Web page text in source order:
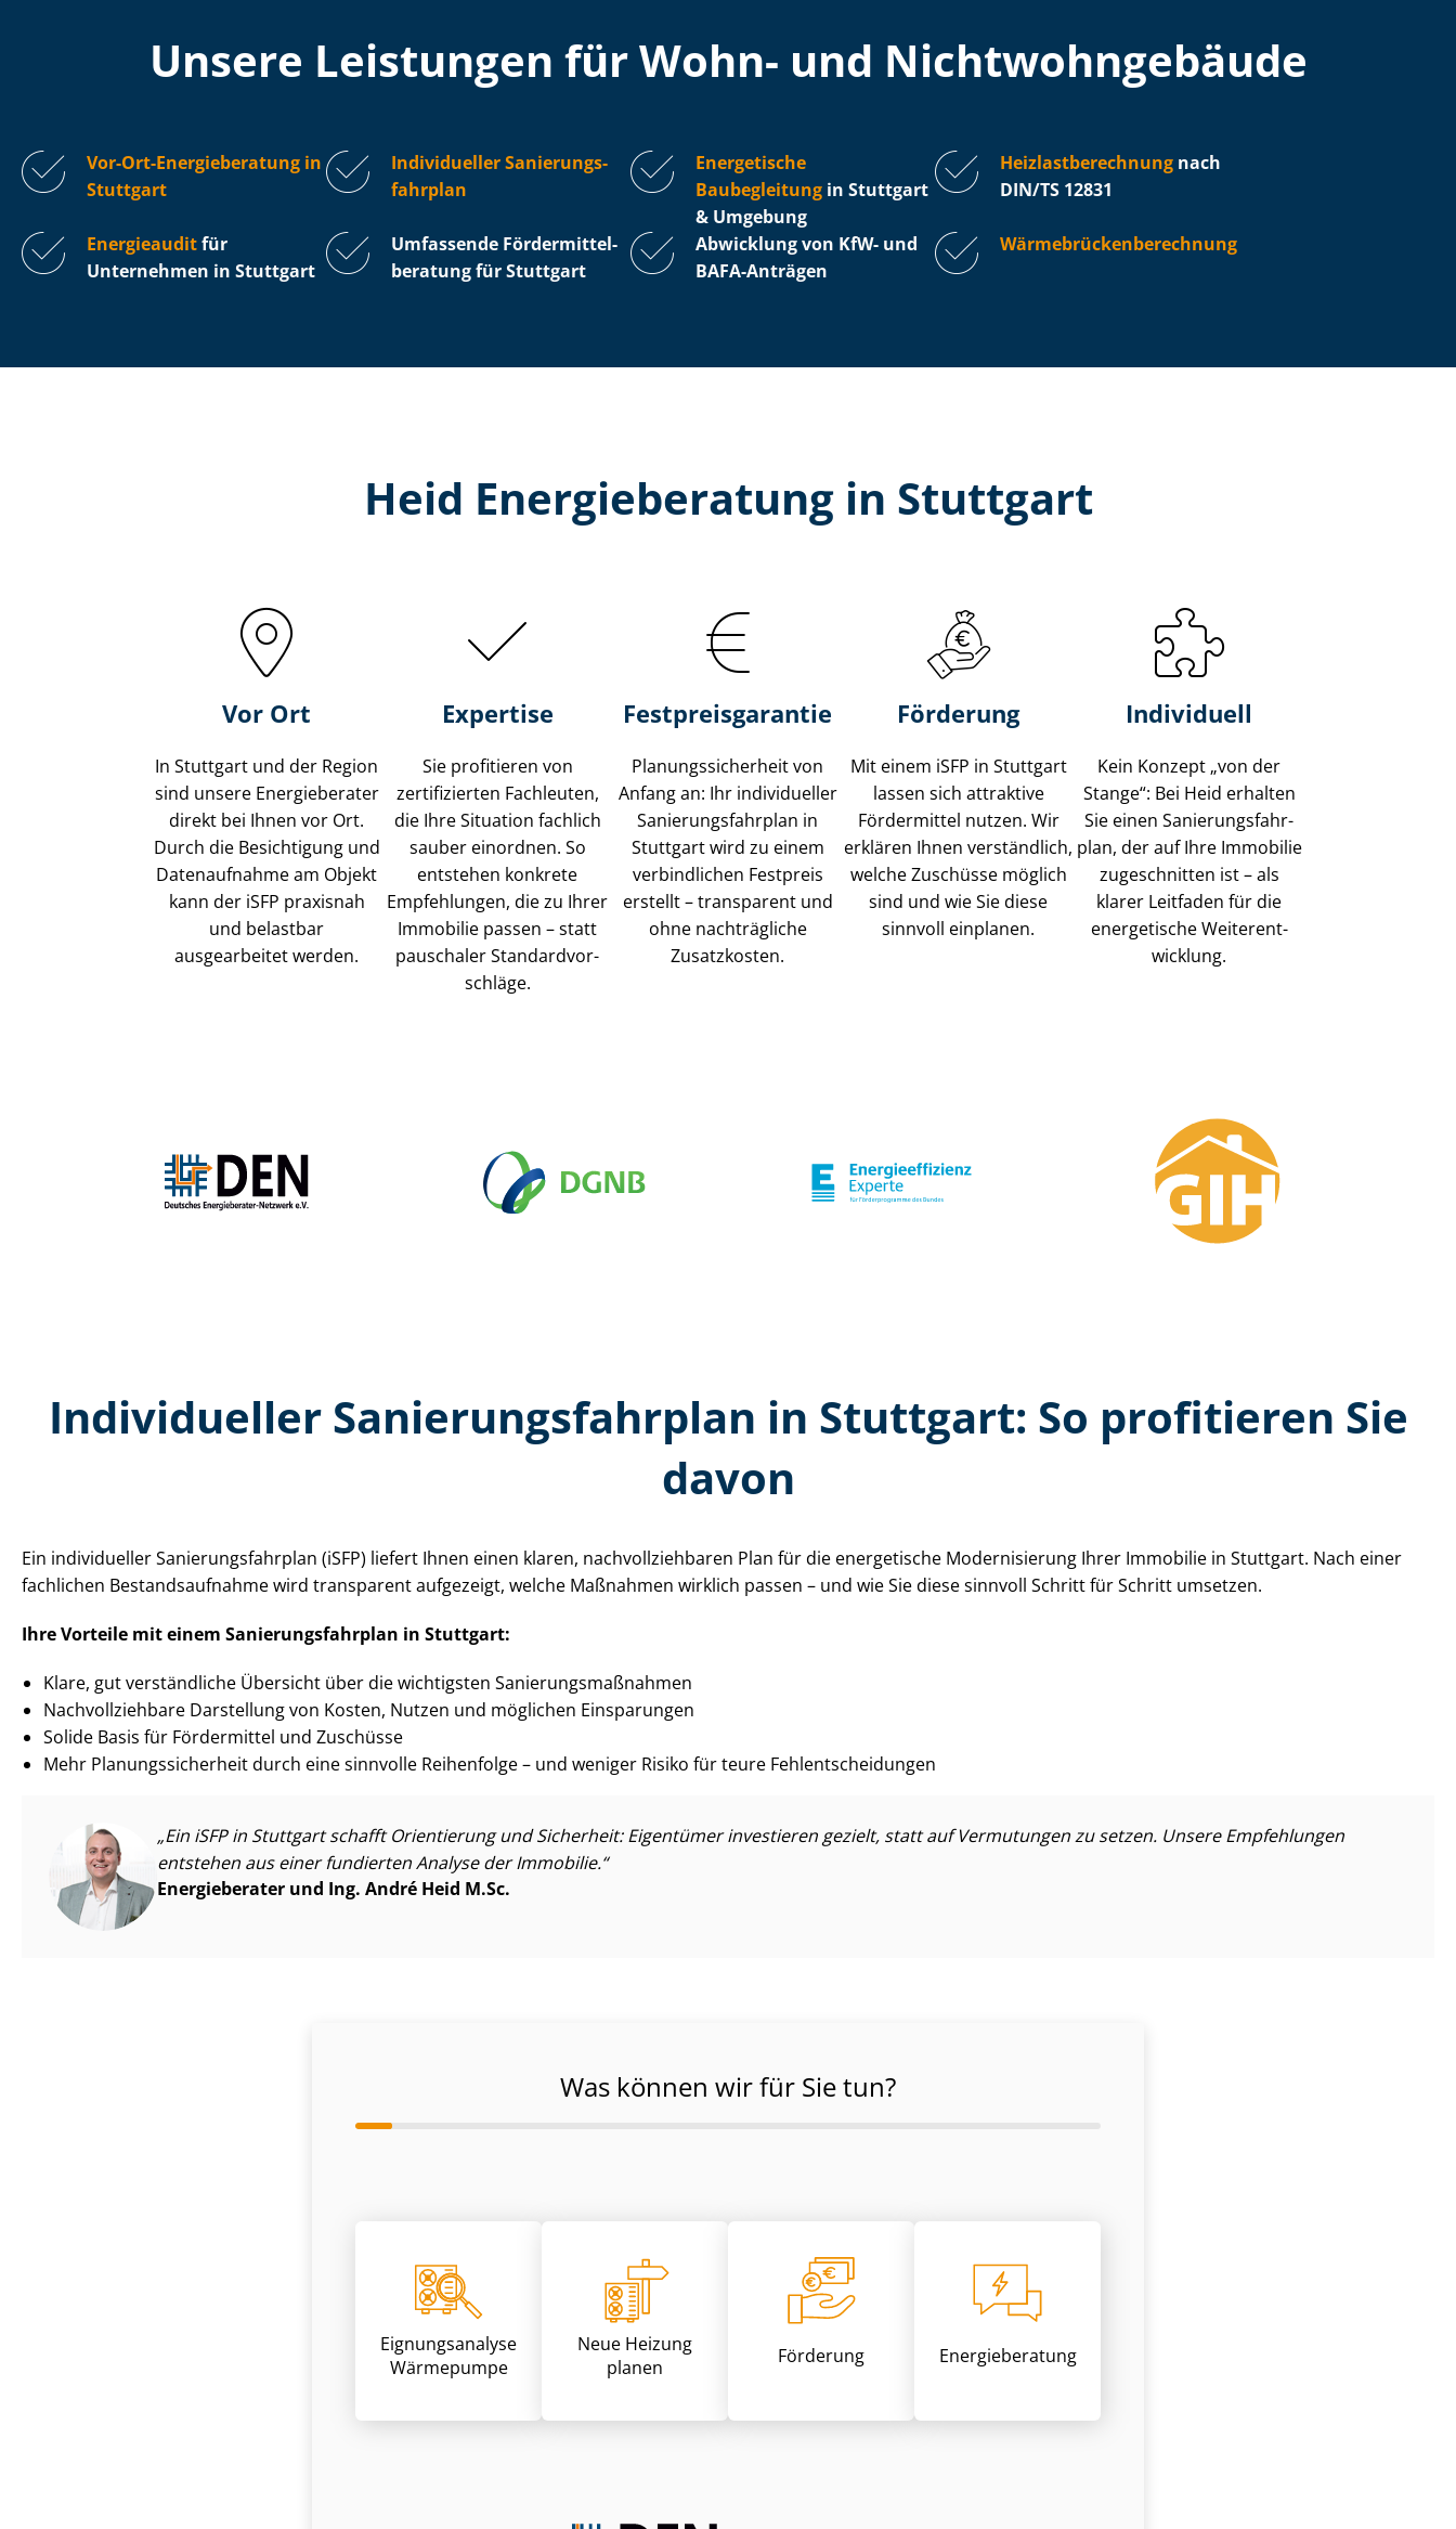
Unsere Leistungen für Wohn- und Nicht­wohn­ge­bäu­de
Vor-Ort-Energieberatung in
Stuttgart
Individueller Sa­nie­rungs­
fahr­plan
Energetische
Baubegleitung in Stuttgart
& Umgebung
Heiz­last­be­rech­nung nach
DIN/TS 12831
Energieauditfür
Unternehmen in Stuttgart
Umfassende För­der­mit­tel­
be­ra­tung für Stuttgart
Abwicklung von KfW- und
BAFA-Anträgen
Wär­me­brü­cken­be­rech­nung
Heid Energieberatung in Stuttgart
Vor Ort
In Stuttgart und der Region
sind unsere Energieberater
direkt bei Ihnen vor Ort.
Durch die Besichtigung und
Datenaufnahme am Objekt
kann der iSFP praxisnah
und belastbar
ausgearbeitet werden.
Expertise
Sie profitieren von
zertifizierten Fachleuten,
die Ihre Situation fachlich
sauber einordnen. So
entstehen konkrete
Empfehlungen, die zu Ihrer
Immobilie passen – statt
pauschaler Stan­dard­vor­
schlä­ge.
Fest­preis­ga­ran­tie
Pla­nungs­si­cher­heit von
Anfang an: Ihr individueller
Sa­nie­rungs­fahr­plan in
Stuttgart wird zu einem
verbindlichen Festpreis
erstellt – transparent und
ohne nachträgliche
Zusatzkosten.
Förderung
Mit einem iSFP in Stuttgart
lassen sich attraktive
Fördermittel nutzen. Wir
erklären Ihnen verständlich,
welche Zuschüsse möglich
sind und wie Sie diese
sinnvoll einplanen.
Individuell
Kein Konzept „von der
Stange“: Bei Heid erhalten
Sie einen Sa­nie­rungs­fahr­
plan, der auf Ihre Immobilie
zugeschnitten ist – als
klarer Leitfaden für die
energetische Wei­ter­ent­
wick­lung.
Individueller Sa­nie­rungs­fahr­plan in Stuttgart: So profitieren Sie
davon
Ein individueller Sa­nie­rungs­fahr­plan (iSFP) liefert Ihnen einen klaren, nach­voll­zieh­ba­ren Plan für die energetische Modernisierung Ihrer Immobilie in Stuttgart. Nach einer
fachlichen Be­stands­auf­nah­me wird transparent aufgezeigt, welche Maßnahmen wirklich passen – und wie Sie diese sinnvoll Schritt für Schritt umsetzen.
Ihre Vorteile mit einem Sa­nie­rungs­fahr­plan in Stuttgart:
Klare, gut verständliche Übersicht über die wichtigsten Sa­nie­rungs­maß­nah­men
Nach­voll­zieh­ba­re Darstellung von Kosten, Nutzen und möglichen Einsparungen
Solide Basis für Fördermittel und Zuschüsse
Mehr Pla­nungs­si­cher­heit durch eine sinnvolle Reihenfolge – und weniger Risiko für teure Fehl­ent­schei­dun­gen
Ein iSFP in Stuttgart schafft Orientierung und Sicherheit: Eigentümer investieren gezielt, statt auf Vermutungen zu setzen. Unsere Empfehlungen
entstehen aus einer fundierten Analyse der Immobilie.
Energieberater und Ing. André Heid M.Sc.
Was können wir für Sie tun?
Eignungsanalyse
Wärmepumpe
Neue Heizung
planen
Förderung Energieberatung